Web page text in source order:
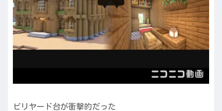
ビリヤード台が衝撃的だった